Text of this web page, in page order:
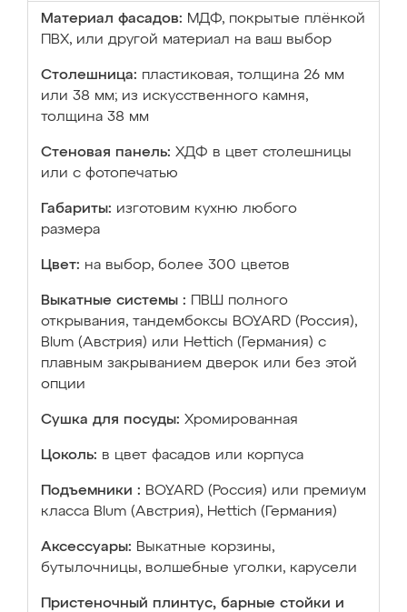
Материал фасадов: МДФ, покрытые плёнкой
ПВХ, или другой материал на ваш выбор
Столешница: пластиковая, толщина 26 мм
или 38 мм; из искусственного камня,
толщина 38 мм
Стеновая панель: ХДФ в цвет столешницы
или с фотопечатью
Габариты: изготовим кухню любого
размера
Цвет: на выбор, более 300 цветов
Выкатные системы :
ПВШ полного
открывания, тандембоксы BOYARD (Россия),
Blum (Австрия) или Hettich (Германия) с
плавным закрыванием дверок или без этой
опции
Сушка для посуды: Хромированная
Цоколь: в цвет фасадов или корпуса
Подъемники : BOYARD (Россия) или премиум
класса Blum (Австрия), Hettich (Германия)
Аксессуары: Выкатные корзины,
бутылочницы, волшебные уголки, карусели
Пристеночный плинтус, барные стойки и